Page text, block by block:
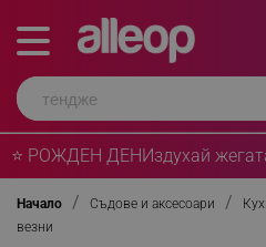
⭐ РОЖДЕН ДЕНИздухай
Начало Съдове и аксесоари
везни